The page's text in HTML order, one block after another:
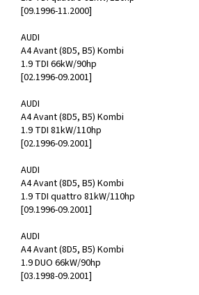
[09.1996-11.2000]
AUDI
A4 Avant (8D5, B5) Kombi
1.9 TDI 66kW/90hp
[02.1996-09.2001]
AUDI
A4 Avant (8D5, B5) Kombi
1.9 TDI 81kW/110hp
[02.1996-09.2001]
AUDI
A4 Avant (8D5, B5) Kombi
1.9 TDI quattro 81kW/110hp
[09.1996-09.2001]
AUDI
A4 Avant (8D5, B5) Kombi
1.9 DUO 66kW/90hp
[03.1998-09.2001]